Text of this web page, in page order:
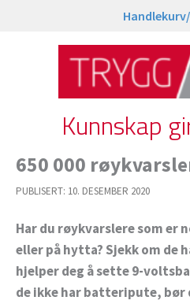
Handlekurv/
Kunnskap
650 000
PUBLISERT: 10. DESEMBER 2020
Har du røykvarslere som er
eller på hytta? Sjekk om de
hjelper deg å sette 9-
de ikke har batteripute, bør